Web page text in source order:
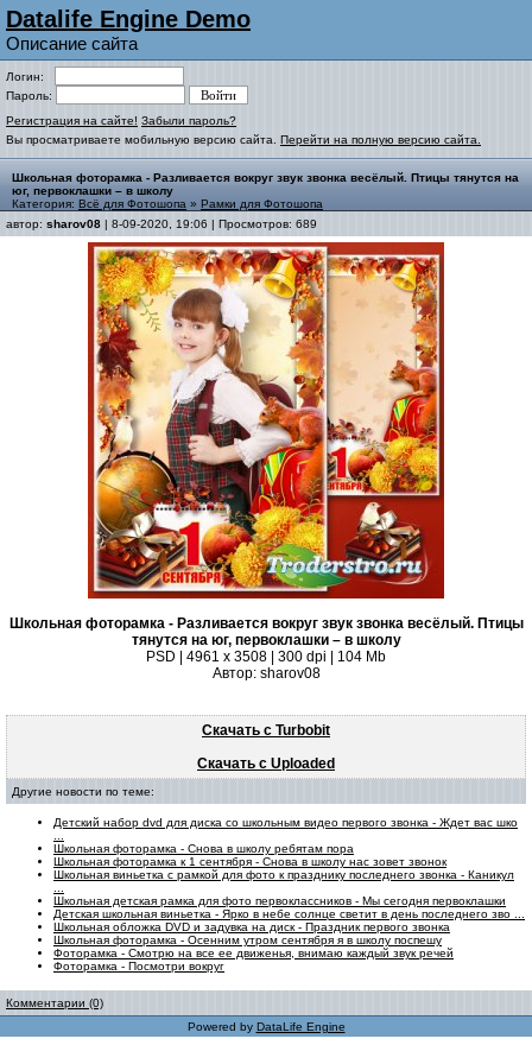
Datalife Engine Demo
Описание сайта
Логин:
Пароль:
Регистрация на сайте! Забыли пароль?
Вы просматриваете мобильную версию сайта. Перейти на полную версию сайта.
Школьная фоторамка - Разливается вокруг звук звонка весёлый. Птицы тянутся на
юг, первоклашки – в школу
Категория: Всё для Фотошопа » Рамки для Фотошопа
автор: sharov08 | 8-09-2020, 19:06 | Просмотров: 689
Школьная фоторамка - Разливается вокруг звук звонка весёлый. Птицы
тянутся на юг, первоклашки – в школу
PSD | 4961 х 3508 | 300 dpi | 104 Mb
Автор: sharov08
Скачать с Turbobit
Скачать с Uploaded
Другие новости по теме:
Детский набор dvd для диска со школьным видео первого звонка - Ждет вас шко
Школьная фоторамка - Снова в школу ребятам пора
Школьная фоторамка к 1 сентября - Снова в школу нас зовет звонок
Школьная виньетка с рамкой для фото к празднику последнего звонка - Каникул
Школьная детская рамка для фото первоклассников - Мы сегодня первоклашки
Детская школьная виньетка - Ярко в небе солнце светит в день последнего зво ...
Школьная обложка DVD и задувка на диск - Праздник первого звонка
Школьная фоторамка - Осенним утром сентября я в школу поспешу
Фоторамка - Смотрю на все ее движенья, внимаю каждый звук речей
Фоторамка - Посмотри вокруг
Комментарии (0)
Powered by DataLife Engine